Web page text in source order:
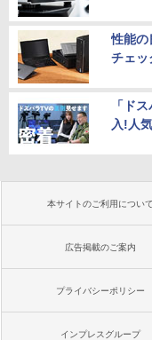
性能の
チェッ
「ド
入!人
本サイトのご利用について
広告掲載のご案内
プライバシーポリシー
インプレスグループ